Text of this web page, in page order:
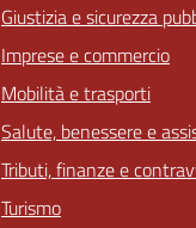
Giustizia e sicurezza
Imprese e commercio
Mobilità e trasporti
Salute, benessere e
Tributi, finanze e
Turismo